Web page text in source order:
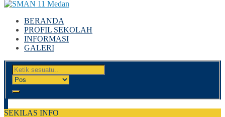
BERANDA
PROFIL SEKOLAH
INFORMASI
GALERI
SEKILAS INFO